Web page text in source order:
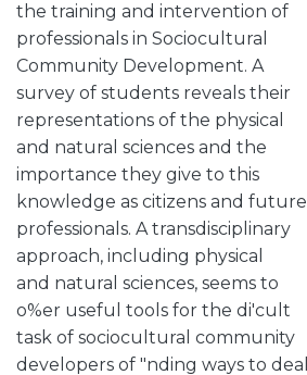
the training and intervention of
professionals in Sociocultural
Community Development. A
survey of students reveals their
representations of the physical
and natural sciences and the
importance they give to this
knowledge as citizens and future
professionals. A transdisciplinary
approach, including physical
and natural sciences, seems to
o%er useful tools for the di'cult
task of sociocultural community
developers of "nding ways to deal